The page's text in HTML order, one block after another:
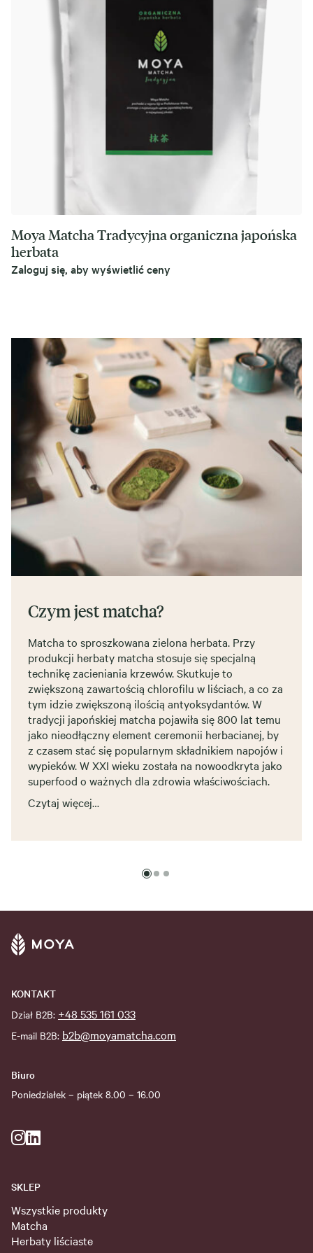
Moya Matcha Tradycyjna organiczna japońska
herbata
Zaloguj się, aby wyświetlić ceny
Czym jest matcha?
Matcha to sproszkowana zielona herbata. Przy
produkcji herbaty matcha stosuje się specjalną
technikę zacieniania krzewów. Skutkuje to
zwiększoną zawartością chlorofilu w liściach, a co za
tym idzie zwiększoną ilością antyoksydantów. W
tradycji japońskiej matcha pojawiła się 800 lat temu
jako nieodłączny element ceremonii herbacianej, by
z czasem stać się popularnym składnikiem napojów i
wypieków. W XXI wieku została na nowoodkryta jako
superfood o ważnych dla zdrowia właściwościach.
Czytaj więcej…
KONTAKT
Dział B2B: +48 535 161 033
E-mail B2B: b2b@moyamatcha.com
Biuro
Poniedziałek – piątek 8.00 – 16.00
SKLEP
Wszystkie produkty
Matcha
Herbaty liściaste